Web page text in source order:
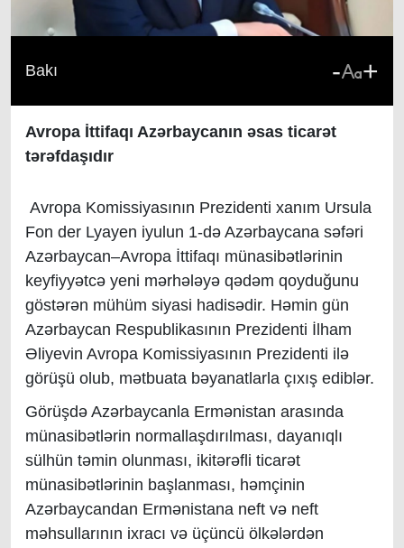
Bakı - +
Avropa İttifaqı Azərbaycanın əsas ticarət
tərəfdaşıdır
Avropa Komissiyasının Prezidenti xanım Ursula
Fon der Lyayen iyulun 1-də Azərbaycana səfəri
Azərbaycan–Avropa İttifaqı münasibətlərinin
keyfiyyətcə yeni mərhələyə qədəm qoyduğunu
göstərən mühüm siyasi hadisədir. Həmin gün
Azərbaycan Respublikasının Prezidenti İlham
Əliyevin Avropa Komissiyasının Prezidenti ilə
görüşü olub, mətbuata bəyanatlarla çıxış ediblər.
Görüşdə Azərbaycanla Ermənistan arasında
münasibətlərin normallaşdırılması, dayanıqlı
sülhün təmin olunması, ikitərəfli ticarət
münasibətlərinin başlanması, həmçinin
Azərbaycandan Ermənistana neft və neft
məhsullarının ixracı və üçüncü ölkələrdən